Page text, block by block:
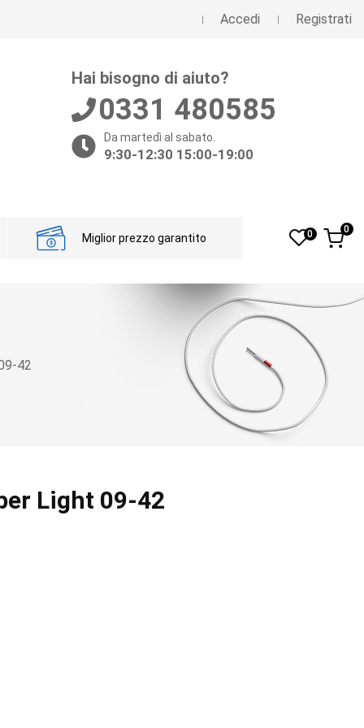
Accedi Registrati
Hai bisogno di aiuto?
0331 480585
Da martedì al sabato.
9:30-12:30 15:00-19:00
Miglior prezzo garantito 0 0
42
Light 09-42